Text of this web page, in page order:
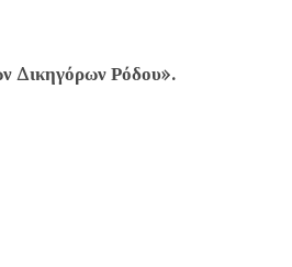
Δικηγόρων Ρόδου».